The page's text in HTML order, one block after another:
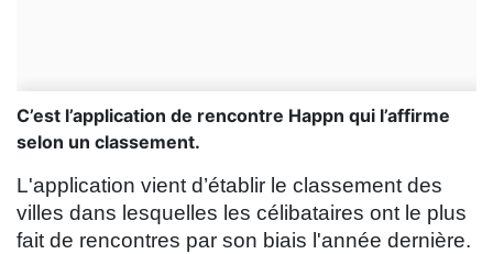
C’est l’application de rencontre Happn qui l’affirme
selon un classement.
L'application vient d’établir le classement des
villes dans lesquelles les célibataires ont le plus
fait de rencontres par son biais l'année dernière.